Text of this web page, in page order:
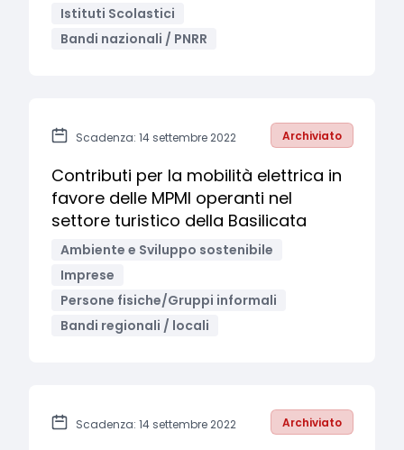
Istituti Scolastici
Bandi nazionali / PNRR
Scadenza: 14 settembre 2022 Archiviato
Contributi per la mobilità elettrica in
favore delle MPMI operanti nel
settore turistico della Basilicata
Ambiente e Sviluppo sostenibile
Imprese
Persone fisiche/Gruppi informali
Bandi regionali / locali
Scadenza: 14 settembre 2022 Archiviato